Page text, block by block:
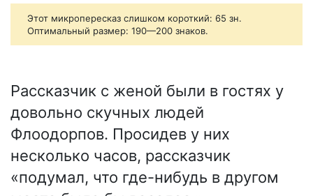
Этот микропересказ слишком короткий: 65 зн.
Оптимальный размер: 190—200 знаков.
Рассказчик с женой были в гостях у
довольно скучных людей
Флоодорпов. Просидев у них
несколько часов, рассказчик
«подумал, что где-нибудь в другом